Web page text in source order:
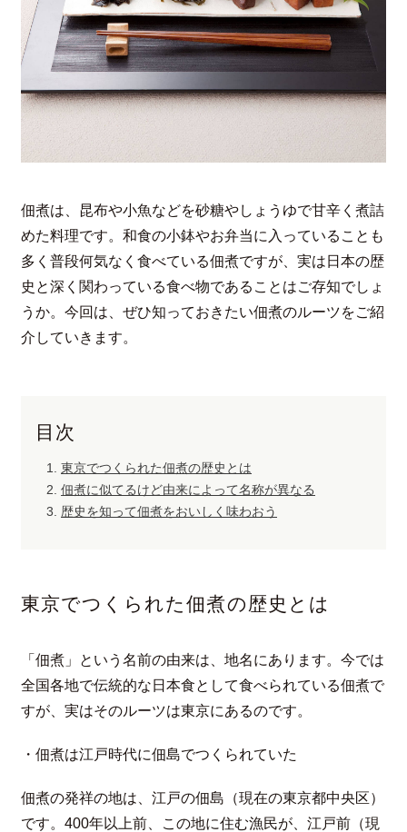
佃煮は、昆布や小魚などを砂糖やしょうゆで甘辛く煮詰
めた料理です。和食の小鉢やお弁当に入っていることも
多く普段何気なく食べている佃煮ですが、実は日本の歴
史と深く関わっている食べ物であることはご存知でしょ
うか。今回は、ぜひ知っておきたい佃煮のルーツをご紹
介していきます。
目次
東京でつくられた佃煮の歴史とは
佃煮に似てるけど由来によって名称が異なる
歴史を知って佃煮をおいしく味わおう
東京でつくられた佃煮の歴史とは
「佃煮」という名前の由来は、地名にあります。今では
全国各地で伝統的な日本食として食べられている佃煮で
すが、実はそのルーツは東京にあるのです。
・佃煮は江戸時代に佃島でつくられていた
佃煮の発祥の地は、江戸の佃島（現在の東京都中央区）
です。400年以上前、この地に住む漁民が、江戸前（現